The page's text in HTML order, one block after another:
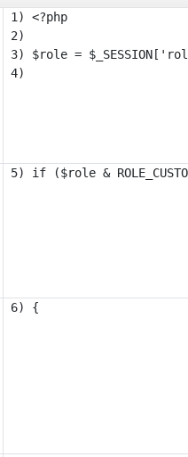
1) <?php
2)
3) $role =